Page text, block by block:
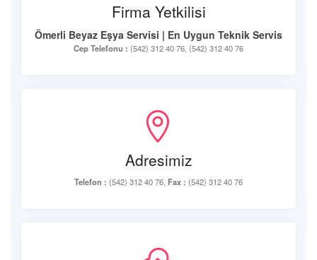
Firma Yetkilisi
Ömerli Beyaz Eşya Servisi | En Uygun Teknik Servis
Cep Telefonu : (542) 312 40 76, (542) 312 40 76
Adresimiz
Telefon : (542) 312 40 76, Fax : (542) 312 40 76